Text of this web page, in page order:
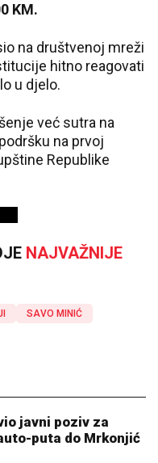
KM.
na društvenoj mreži
hitno reagovati
u djelo.
već sutra na
na prvoj
Republike
NAJVAŽNIJE
SAVO MINIĆ
javni poziv za
puta do Mrkonjić